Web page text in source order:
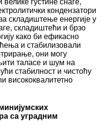
кондензатори
складиштење енергије у
складиштећи и брзо
како би ефикасно
и стабилизовали
они могу
таласе и шум на
стабилност и чистоћу
висококвалитетно
са уградним